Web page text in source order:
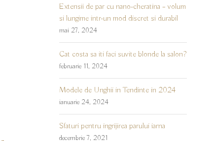
Extensii de par cu nano-cheratina – volum
si lungime intr-un mod discret si durabil
mai 27, 2024
Cat costa sa iti faci suvite blonde la salon?
februarie 11, 2024
Modele de Unghii in Tendinte in 2024
ianuarie 24, 2024
Sfaturi pentru ingrijirea parului iarna
decembrie 7, 2021